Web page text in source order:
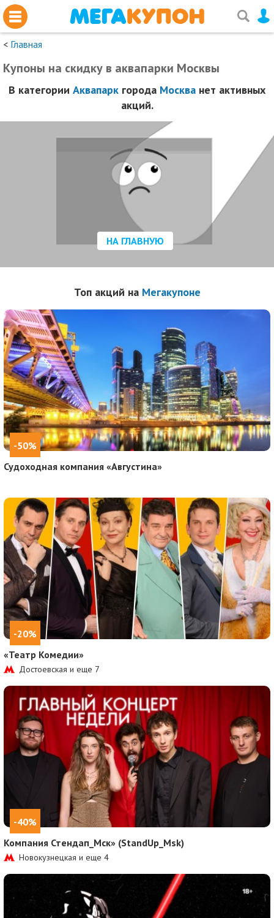
< Главная
Купоны на скидку в аквапарки Москвы
В категории Аквапарк города Москва нет активных
акций.
НА ГЛАВНУЮ
Топ акций на Мегакупоне
-50%
Судоходная компания «Августина»
-20%
«Театр Комедии»
Достоевская и еще 7
-40%
Компания Стендап_Мск» (StandUp_Msk)
Новокузнецкая и еще4